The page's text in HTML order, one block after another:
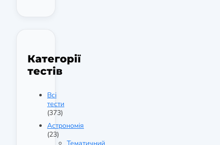
Категорії
тестів
Всі
тести
(373)
Астрономія
(23)